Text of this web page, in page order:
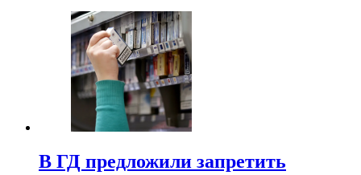
В ГД предложили запретить